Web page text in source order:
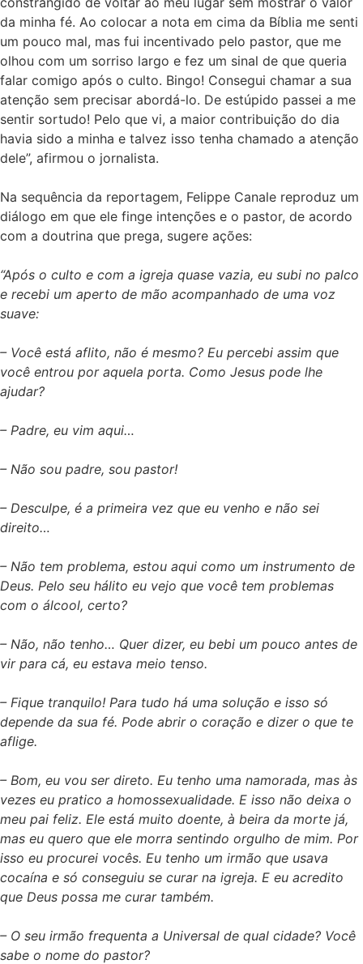
da minha fé. Ao colocar a nota em cima da Bíblia me senti
um pouco mal, mas fui incentivado pelo pastor, que me
olhou com um sorriso largo e fez um sinal de que queria
falar comigo após o culto. Bingo! Consegui chamar a sua
atenção sem precisar abordá-lo. De estúpido passei a me
sentir sortudo! Pelo que vi, a maior contribuição do dia
havia sido a minha e talvez isso tenha chamado a atenção
dele”, afirmou o jornalista.
Na sequência da reportagem, Felippe Canale reproduz um
diálogo em que ele finge intenções e o pastor, de acordo
com a doutrina que prega, sugere ações:
“Após o culto e com a igreja quase vazia, eu subi no palco
e recebi um aperto de mão acompanhado de uma voz
suave:
– Você está aflito, não é mesmo? Eu percebi assim que
você entrou por aquela porta. Como Jesus pode lhe
ajudar?
– Padre, eu vim aqui…
– Não sou padre, sou pastor!
– Desculpe, é a primeira vez que eu venho e não sei
direito…
– Não tem problema, estou aqui como um instrumento de
Deus. Pelo seu hálito eu vejo que você tem problemas
com o álcool, certo?
– Não, não tenho… Quer dizer, eu bebi um pouco antes de
vir para cá, eu estava meio tenso.
– Fique tranquilo! Para tudo há uma solução e isso só
depende da sua fé. Pode abrir o coração e dizer o que te
aflige.
– Bom, eu vou ser direto. Eu tenho uma namorada, mas às
vezes eu pratico a homossexualidade. E isso não deixa o
meu pai feliz. Ele está muito doente, à beira da morte já,
mas eu quero que ele morra sentindo orgulho de mim. Por
isso eu procurei vocês. Eu tenho um irmão que usava
cocaína e só conseguiu se curar na igreja. E eu acredito
que Deus possa me curar também.
– O seu irmão frequenta a Universal de qual cidade? Você
sabe o nome do pastor?